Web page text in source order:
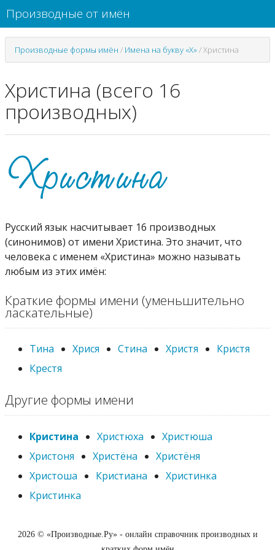
Производные от имён
Производные формы имён / Имена на букву «Х»/Христина
Христина (всего 16
производных)
Русский язык насчитывает 16 производных
(синонимов) от имени Христина. Это значит, что
человека с именем «Христина» можно называть
любым из этих имён:
Краткие формы имени (уменьшительно
ласкательные)
Тина Хрися Стина Христя
Кристя
Крестя
Другие формы имени
Кристина Христюха
Христюша
Христоня
Христёна
Христёня
Христоша
Кристиана
Христинка
Кристинка
2026 © «Производные.Ру» - онлайн справочник производных и